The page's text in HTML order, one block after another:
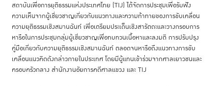
สถาบันเพื่อการยุติธรรมแห่งประเทศไทย (TIJ) ได้จัดการประชุมเพื่อรับฟัง
ความเห็นจากผู้เชี่ยวชาญเกี่ยวกับแนวทางและความท้าทายของการขับเคลื่อน
ความยุติธรรมเชิงสมานฉันท์ เพื่อเตรียมประเด็นเชิงสารัตถะและวางกรอบการ
หารือในการประชุมกลุ่มผู้เชี่ยวชาญเพื่อทบทวนเนื้อหาและลงมติ การปรับปรุง
คู่มือเกี่ยวกับความยุติธรรมเชิงสมานฉันท์ ตลอดจนหารือถึงแนวทางการขับ
เคลื่อนแนวคิดดังกล่าวภายในประเทศ โดยมีผู้แทนเข้าร่วมจากศาลเยาวชนและ
ครอบครัวกลาง สำนักงานอัยการคดีศาลแขวง และ TIJ